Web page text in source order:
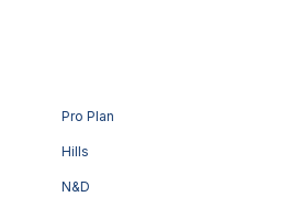
Pro Plan
Hills
N&D